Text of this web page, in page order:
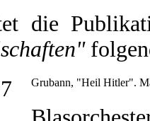
die
Grubann, "Heil Hitler".